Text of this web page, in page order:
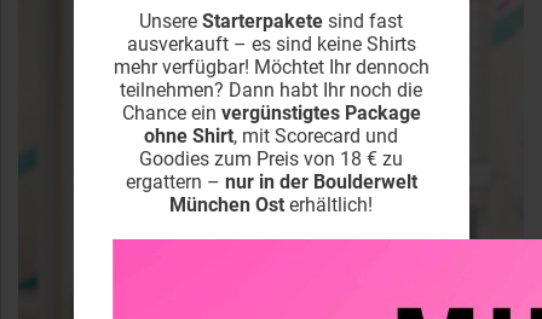
Unsere Starterpakete sind fast
ausverkauft – es sind keine Shirts
mehr verfügbar! Möchtet Ihr dennoch
teilnehmen? Dann habt Ihr noch die
Chance ein vergünstigtes Package
ohne Shirt, mit Scorecard und
Goodies zum Preis von 18 € zu
ergattern – nur in der Boulderwelt
München Ost erhältlich!